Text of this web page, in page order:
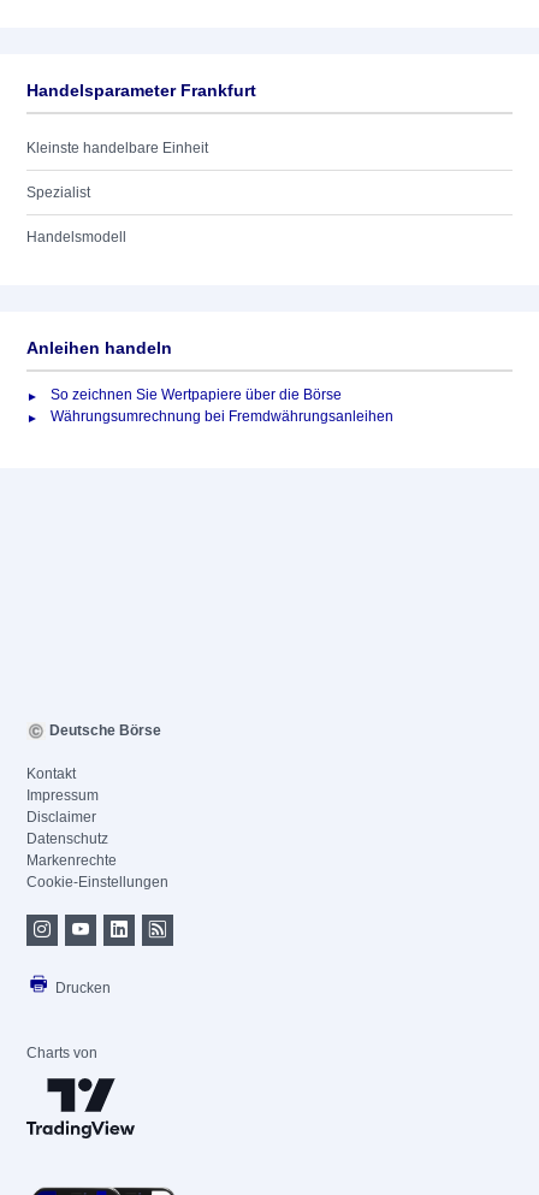
Handelsparameter Frankfurt
Kleinste handelbare Einheit
Spezialist
Handelsmodell
Anleihen handeln
So zeichnen Sie Wertpapiere über die Börse
Währungsumrechnung bei Fremdwährungsanleihen
Deutsche Börse
Kontakt
Impressum
Disclaimer
Datenschutz
Markenrechte
Cookie-Einstellungen
Drucken
Charts von